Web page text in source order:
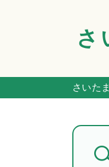
さ
さいた